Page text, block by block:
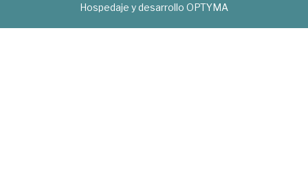
Hospedaje y desarrollo OPTYMA